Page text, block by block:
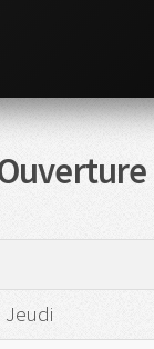
Jeudi